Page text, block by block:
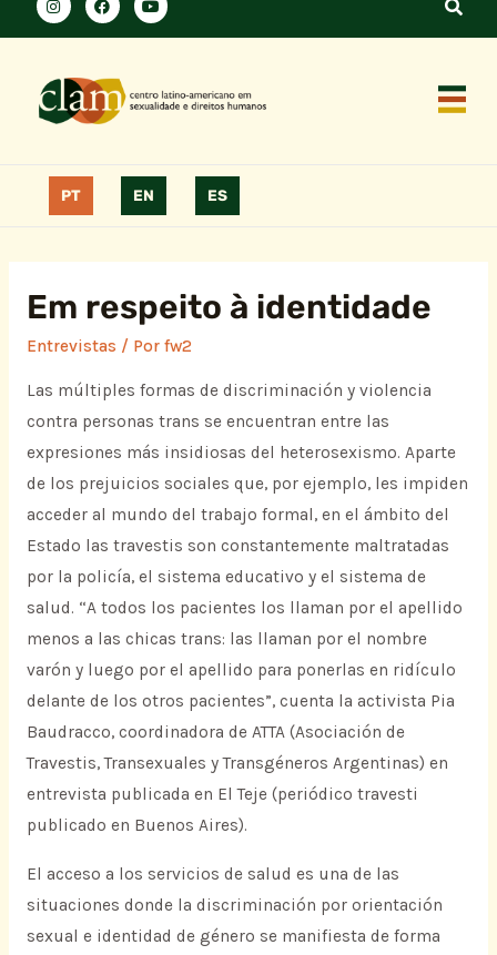
PT EN ES
Em respeito à identidade
Entrevistas / Por fw2
Las múltiples formas de discriminación y violencia
contra personas trans se encuentran entre las
expresiones más insidiosas del heterosexismo. Aparte
de los prejuicios sociales que, por ejemplo, les impiden
acceder al mundo del trabajo formal, en el ámbito del
Estado las travestis son constantemente maltratadas
por la policía, el sistema educativo y el sistema de
salud. “A todos los pacientes los llaman por el apellido
menos a las chicas trans: las llaman por el nombre
varón y luego por el apellido para ponerlas en ridículo
delante de los otros pacientes”, cuenta la activista Pia
Baudracco, coordinadora de ATTA (Asociación de
Travestis, Transexuales y Transgéneros Argentinas) en
entrevista publicada en El Teje (periódico travesti
publicado en Buenos Aires).
El acceso a los servicios de salud es una de las
situaciones donde la discriminación por orientación
sexual e identidad de género se manifiesta de forma